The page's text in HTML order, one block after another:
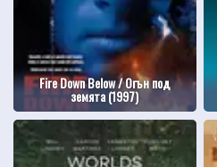
Fire Down Below / Огън под
земята (1997)